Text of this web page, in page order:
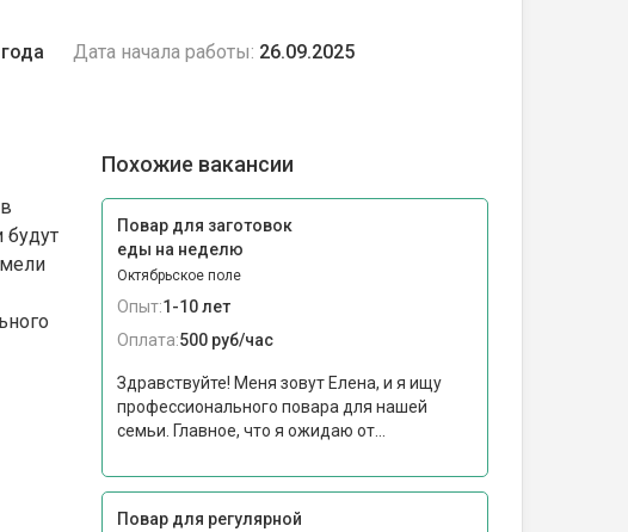
Дата начала работы: 26.09.2025
будут
Похожие вакансии
Повар для заготовок
еды на неделю
Октябрьское поле
Опыт:1-10 лет
Оплата:500 руб/час
Здравствуйте! Меня зовут Елена, и я ищу
профессионального повара для нашей
семьи. Главное, что я ожидаю от...
Повар для регулярной